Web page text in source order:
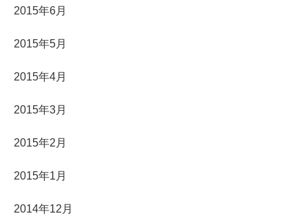
2015年6月
2015年5月
2015年4月
2015年3月
2015年2月
2015年1月
2014年12月